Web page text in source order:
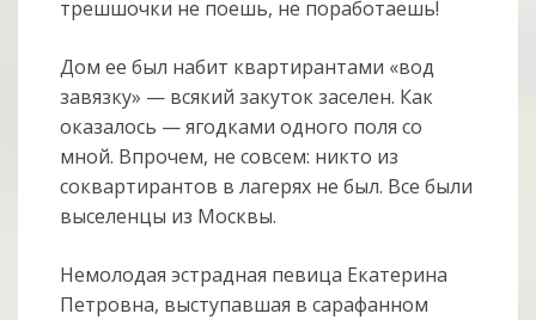
трешшочки не поешь, не поработаешь!
Дом ее был набит квартирантами «вод
завязку» — всякий закуток заселен. Как
оказалось — ягодками одного поля со
мной. Впрочем, не совсем: никто из
соквартирантов в лагерях не был. Все были
выселенцы из Москвы.
Немолодая эстрадная певица Екатерина
Петровна, выступавшая в сарафанном